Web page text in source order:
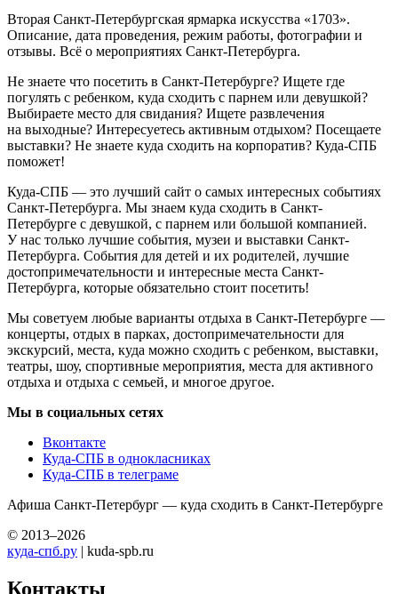
Вторая Санкт-Петербургская ярмарка искусства «1703».
Описание, дата проведения, режим работы, фотографии и
отзывы. Всё о мероприятиях Санкт-Петербурга.
Не знаете что посетить в Санкт-Петербурге? Ищете где
погулять с ребенком, куда сходить с парнем или девушкой?
Выбираете место для свидания? Ищете развлечения
на выходные? Интересуетесь активным отдыхом? Посещаете
выставки? Не знаете куда сходить на корпоратив? Куда-СПБ
поможет!
Куда-СПБ — это лучший сайт о самых интересных событиях
Санкт-Петербурга. Мы знаем куда сходить в Санкт-
Петербурге с девушкой, с парнем или большой компанией.
У нас только лучшие события, музеи и выставки Санкт-
Петербурга. События для детей и их родителей, лучшие
достопримечательности и интересные места Санкт-
Петербурга, которые обязательно стоит посетить!
Мы советуем любые варианты отдыха в Санкт-Петербурге —
концерты, отдых в парках, достопримечательности для
экскурсий, места, куда можно сходить с ребенком, выставки,
театры, шоу, спортивные мероприятия, места для активного
отдыха и отдыха с семьей, и многое другое.
Мы в социальных сетях
Вконтакте
Куда-СПБ в однокласниках
Куда-СПБ в телеграме
Афиша Санкт-Петербург — куда сходить в Санкт-Петербурге
© 2013–2026
куда-спб.ру | kuda-spb.ru
Контакты